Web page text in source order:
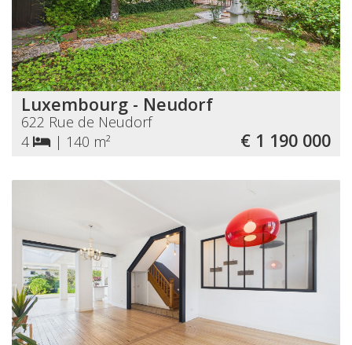
Luxembourg - Neudorf
622 Rue de Neudorf
4
| 140 m² € 1 190 000